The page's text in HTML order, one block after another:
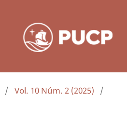
/ Vol. 10 Núm. 2 (2025)
/